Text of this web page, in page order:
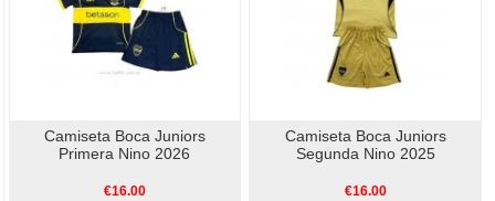
Camiseta Boca Juniors
Primera Nino 2026
€16.00
Camiseta Boca Juniors
Segunda Nino 2025
€16.00